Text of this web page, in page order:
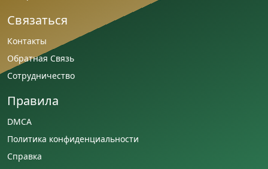
Связаться
Контакты
Обратная Связь
Сотрудничество
Правила
DMCA
Политика конфиденциальности
Справка